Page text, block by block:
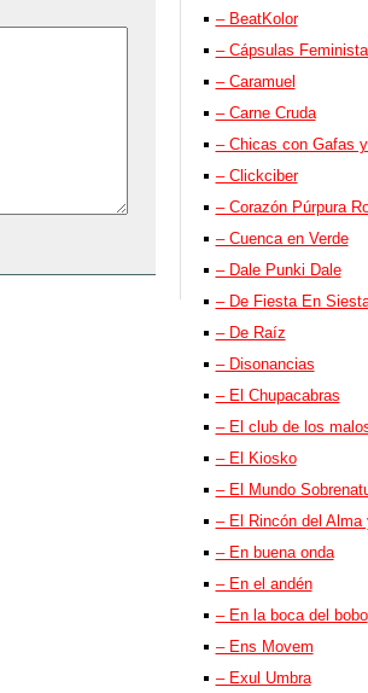
– BeatKolor
– Cápsulas
– Caramuel
– Carne Cruda
– Chicas con Gafas
– Clickciber
– Corazón Púrpura
– Cuenca en Verde
– Dale Punki Dale
– De Fiesta En
– De Raíz
– Disonancias
– El Chupacabras
– El club de los
– El Kiosko
– El Mundo
– El Rincón del Alma
– En buena onda
– En el andén
– En la boca del bobo
– Ens Movem
– Exul Umbra